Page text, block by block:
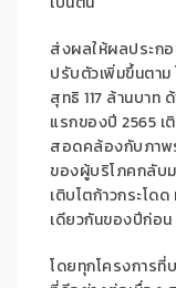
ส่งผลให้ผลประก
ปรับตัวเพิ่มขึ้นตาม
สุทธิ 117 ล้านบาท
แรกของปี 2565 เ
สอดคล้องกับภาพ
ของผู้บริโภคกลบ
เติบโตก้าวกระโดด
เดียวกันของปีก่อน
โดยทุกโครงการท